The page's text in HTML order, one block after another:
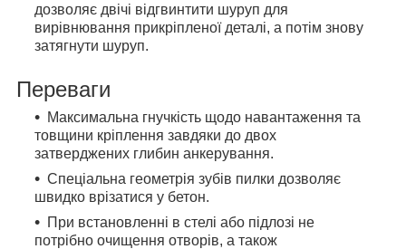
дозволяє двічі відгвинтити шуруп для
вирівнювання прикріпленої деталі, а потім знову
затягнути шуруп.
Переваги
Максимальна гнучкість щодо навантаження та
товщини кріплення завдяки до двох
затверджених глибин анкерування.
Спеціальна геометрія зубів пилки дозволяє
швидко врізатися у бетон.
При встановленні в стелі або підлозі не
потрібно очищення отворів, а також